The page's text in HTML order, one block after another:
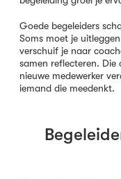
Goede begeleiders
Soms moet je
verschuif je naar
samen reflecteren.
nieuwe medewerker
iemand die meedenkt.